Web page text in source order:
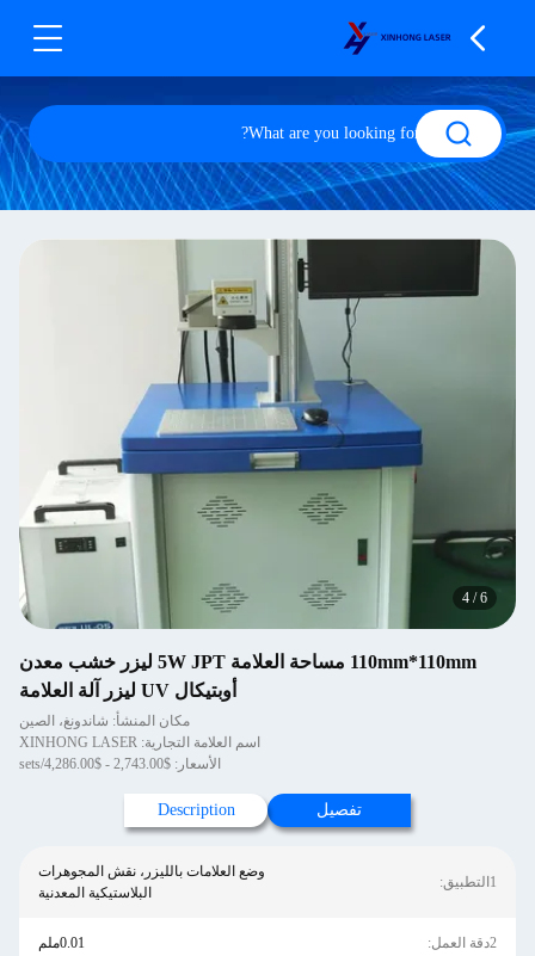
4 /6
110mm*110mm مساحة العلامة 5W JPT ليزر خشب معدن
أوبتيكال UV ليزر آلة العلامة
مكان المنشأ: شاندونغ، الصين
اسم العلامة التجارية: XINHONG LASER
الأسعار: $2,743.00 - $4,286.00/sets
تفصيل Description
1التطبيق:
وضع العلامات بالليزر، نقش المجوهرات
البلاستيكية المعدنية
2دقة العمل: 0.01ملم